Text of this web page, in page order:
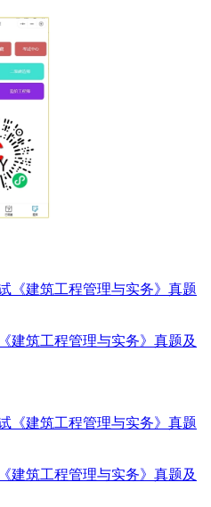
建筑工程管理与实务》真题及
建筑工程管理与实务》真题及